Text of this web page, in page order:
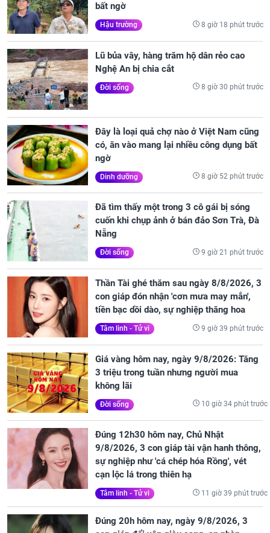
bất ngờ
Hậu trường 8 giờ 18 phút trước
Lũ bủa vây, hàng trăm hộ dân rẻo cao
Nghệ An bị chia cắt
Đời sống 8 giờ 30 phút trước
Đây là loại quả chợ nào ở Việt Nam cũng
có, ăn vào mang lại nhiều công dụng bất
ngờ
Dinh dưỡng 8 giờ 52 phút trước
Đã tìm thấy một trong 3 cô gái bị sóng
cuốn khi chụp ảnh ở bán đảo Sơn Trà, Đà
Nẵng
Đời sống 9 giờ 21 phút trước
Thần Tài ghé thăm sau ngày 8/8/2026, 3
con giáp đón nhận 'cơn mưa may mắn',
tiền bạc dồi dào, sự nghiệp thăng hoa
Tâm linh - Tử vi 9 giờ 39 phút trước
Giá vàng hôm nay, ngày 9/8/2026: Tăng
3 triệu trong tuần nhưng người mua
không lãi
Đời sống 10 giờ 34 phút trước
Đúng 12h30 hôm nay, Chủ Nhật
9/8/2026, 3 con giáp tài vận hanh thông,
sự nghiệp như 'cá chép hóa Rồng', vét
cạn lộc lá trong thiên hạ
Tâm linh - Tử vi 11 giờ 39 phút trước
Đúng 20h hôm nay, ngày 9/8/2026, 3